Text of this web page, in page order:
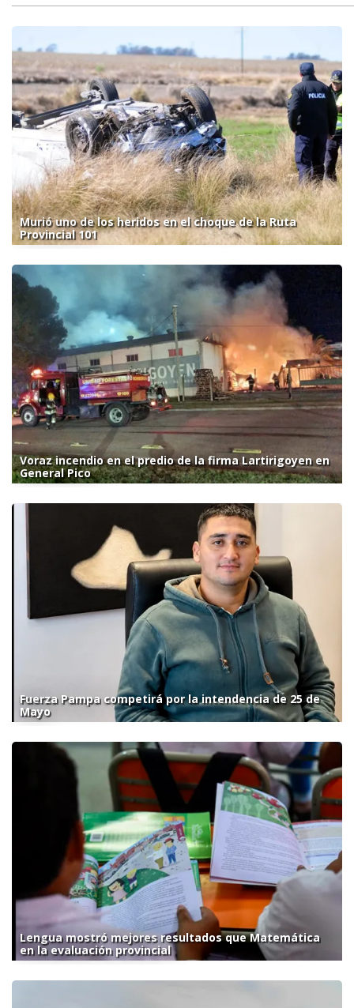
Murió uno de los heridos en el choque de la Ruta
Provincial 101
Voraz incendio en el predio de la firma Lartirigoyen en
General Pico
Fuerza Pampa competirá por la intendencia de 25 de
Mayo
Lengua mostró mejores resultados que Matemática
en la evaluación provincial